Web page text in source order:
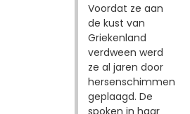
Voordat ze aan
de kust van
Griekenland
verdween werd
ze al jaren door
hersenschimmen
geplaagd. De
spoken in haar